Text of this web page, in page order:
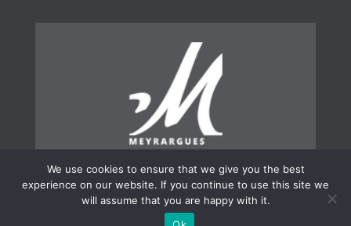
We use cookies to ensure that we give you the best
experience on our website. If you continue to use this site we
will assume that you are happy with it.